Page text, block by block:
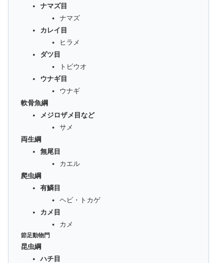
ナマズ目
ナマズ
カレイ目
ヒラメ
ダツ目
トビウオ
ウナギ目
ウナギ
軟骨魚綱
メジロザメ目など
サメ
両生綱
無尾目
カエル
爬虫綱
有鱗目
ヘビ・トカゲ
カメ目
カメ
節足動物門
昆虫綱
ハチ目